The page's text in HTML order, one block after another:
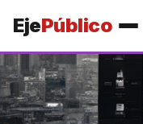
EjePúblico